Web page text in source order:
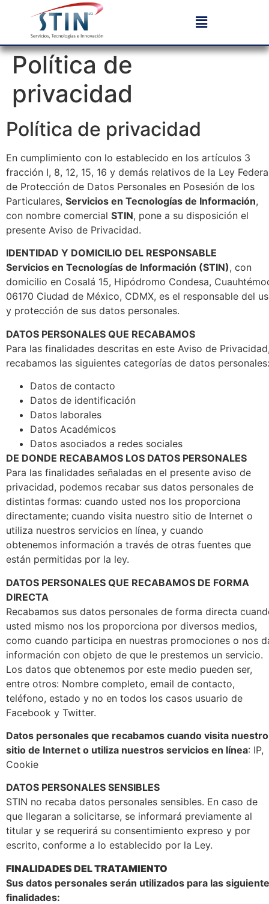
Política de
privacidad
Política de privacidad
En cumplimiento con lo establecido en los artículos 3
fracción I, 8, 12, 15, 16 y demás relativos de la Ley
de Protección de Datos Personales en Posesión de los
Particulares, Servicios en Tecnologías de Información,
con nombre comercial STIN, pone a su disposición el
presente Aviso de Privacidad.
IDENTIDAD Y DOMICILIO DEL RESPONSABLE
Servicios en Tecnologías de Información (STIN), con
domicilio en Cosalá 15, Hipódromo Condesa,
06170 Ciudad de México, CDMX, es el responsable del
y protección de sus datos personales.
DATOS PERSONALES QUE RECABAMOS
Para las finalidades descritas en este Aviso de
recabamos las siguientes categorías de datos personales:
Datos de contacto
Datos de identificación
Datos laborales
Datos Académicos
Datos asociados a redes sociales
DE DONDE RECABAMOS LOS DATOS PERSONALES
Para las finalidades señaladas en el presente aviso de
privacidad, podemos recabar sus datos personales de
distintas formas: cuando usted nos los proporciona
directamente; cuando visita nuestro sitio de Internet o
utiliza nuestros servicios en línea, y cuando
obtenemos información a través de otras fuentes que
están permitidas por la ley.
DATOS PERSONALES QUE RECABAMOS DE FORMA
DIRECTA
Recabamos sus datos personales de forma directa
usted mismo nos los proporciona por diversos medios,
como cuando participa en nuestras promociones o nos
información con objeto de que le prestemos un servicio.
Los datos que obtenemos por este medio pueden ser,
entre otros: Nombre completo, email de contacto,
teléfono, estado y no en todos los casos usuario de
Facebook y Twitter.
Datos personales que recabamos cuando visita nuestro
sitio de Internet o utiliza nuestros servicios en línea: IP,
Cookie
DATOS PERSONALES SENSIBLES
STIN no recaba datos personales sensibles. En caso de
que llegaran a solicitarse, se informará previamente al
titular y se requerirá su consentimiento expreso y por
escrito, conforme a lo establecido por la Ley.
FINALIDADES DEL TRATAMIENTO
Sus datos personales serán utilizados para las
finalidades: